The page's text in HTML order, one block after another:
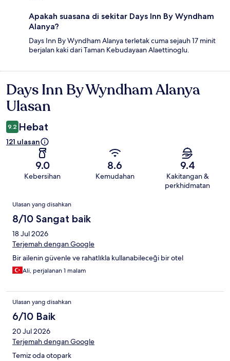
Apakah suasana di sekitar Days Inn By Wyndham
Alanya?
Days Inn By Wyndham Alanya terletak cuma sejauh 17 minit
berjalan kaki dari Taman Kebudayaan Alaettinoglu.
Ulasan
Days Inn By Wyndham Alanya
Ulasan
9.2 Hebat
121 ulasan
9.0
Kebersihan
8.6
Kemudahan
9.4
Kakitangan &
perkhidmatan
Ulasan
Ulasan yang disahkan
8/10 Sangat baik
18 Jul 2026
Terjemah dengan Google
Bir ailenin güvenle ve rahatlıkla kullanabileceği bir otel
Ali, perjalanan 1 malam
Ulasan yang disahkan
6/10 Baik
20 Jul 2026
Terjemah dengan Google
Temiz oda otopark